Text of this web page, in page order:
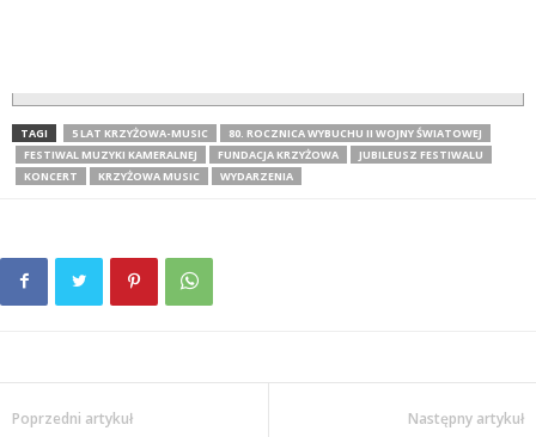
TAGI 5 LAT KRZYŻOWA-MUSIC
80. ROCZNICA WYBUCHU II WOJNY ŚWIATOWEJ
FESTIWAL MUZYKI KAMERALNEJ
FUNDACJA KRZYŻOWA
JUBILEUSZ FESTIWALU
KONCERT
KRZYŻOWA MUSIC WYDARZENIA
Poprzedni artykuł Następny artykuł